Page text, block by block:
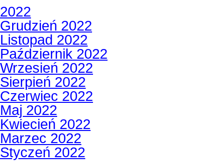
2022
Grudzień 2022
Listopad 2022
Październik 2022
Wrzesień 2022
Sierpień 2022
Czerwiec 2022
Maj 2022
Kwiecień 2022
Marzec 2022
Styczeń 2022